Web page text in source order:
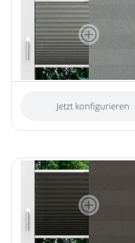
Jetzt konfigurieren